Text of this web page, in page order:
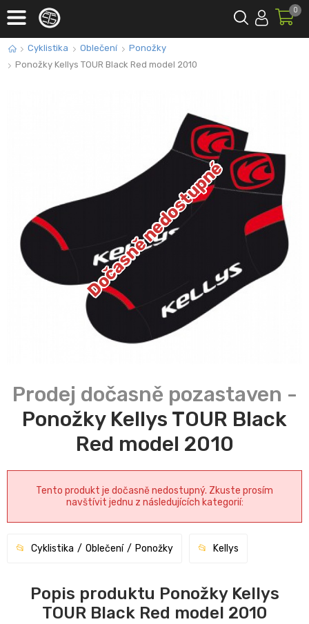
0
Cyklistika Oblečení
Ponožky
Ponožky Kellys TOUR Black Red model 2010
Dočasně nedostupné
Ponožky Kellys TOUR Black
Red model 2010
Tento produkt je dočasně nedostupný. Zkuste prosím
navštívit jednu z následujících kategorií:
Cyklistika Oblečení Ponožky Kellys
Popis produktu Ponožky Kellys
TOUR Black Red model 2010